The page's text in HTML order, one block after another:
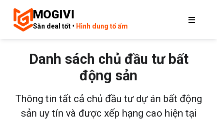
MOGIVI
Săn deal tốt • Hình dung tổ ấm
Danh sách chủ đầu tư bất
động sản
Thông tin tất cả chủ đầu tư dự án bất động
sản uy tín và được xếp hạng cao hiện tại